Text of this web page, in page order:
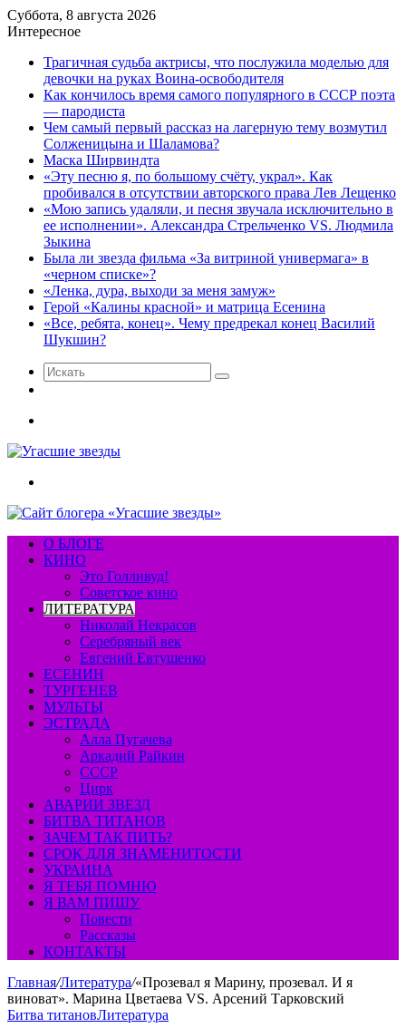
Суббота, 8 августа 2026
Интересное
Трагичная судьба актрисы, что послужила моделью для
девочки на руках Воина-освободителя
Как кончилось время самого популярного в СССР поэта
— пародиста
Чем самый первый рассказ на лагерную тему возмутил
Солженицына и Шаламова?
Маска Ширвиндта
«Эту песню я, по большому счёту, украл». Как
пробивался в отсутствии авторского права Лев Лещенко
«Мою запись удаляли, и песня звучала исключительно в
ее исполнении». Александра Стрельченко VS. Людмила
Зыкина
Была ли звезда фильма «За витриной универмага» в
«черном списке»?
«Ленка, дура, выходи за меня замуж»
Герой «Калины красной» и матрица Есенина
«Все, ребята, конец». Чему предрекал конец Василий
Шукшин?
Искать
О БЛОГЕ
КИНО
Это Голливуд!
Советское кино
ЛИТЕРАТУРА
Николай Некрасов
Серебряный век
Евгений Евтушенко
ЕСЕНИН
ТУРГЕНЕВ
МУЛЬТЫ
ЭСТРАДА
Алла Пугачева
Аркадий Райкин
СССР
Цирк
АВАРИИ ЗВЕЗД
БИТВА ТИТАНОВ
ЗАЧЕМ ТАК ПИТЬ?
СРОК ДЛЯ ЗНАМЕНИТОСТИ
УКРАИНА
Я ТЕБЯ ПОМНЮ
Я ВАМ ПИШУ
Повести
Рассказы
КОНТАКТЫ
Главная/Литература/«Прозевал я Марину, прозевал. И я
виноват». Марина Цветаева VS. Арсений Тарковский
Битва титановЛитература